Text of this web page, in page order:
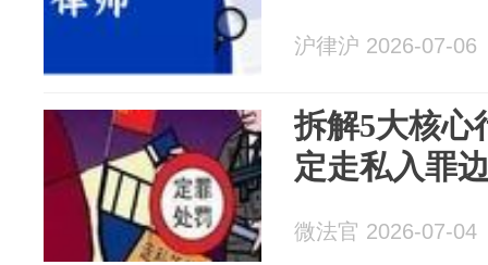
沪律沪 2026-07-06
拆解5大核心
定走私入罪
微法官 2026-07-04